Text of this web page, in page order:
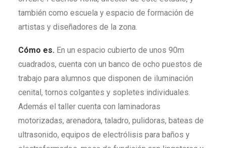
también como escuela y espacio de formación de
artistas y diseñadores de la zona.
Cómo es. En un espacio cubierto de unos 90m
cuadrados, cuenta con un banco de ocho puestos de
trabajo para alumnos que disponen de iluminación
cenital, tornos colgantes y sopletes individuales.
Además el taller cuenta con laminadoras
motorizadas, arenadora, taladro, pulidoras, bateas de
ultrasonido, equipos de electrólisis para baños y